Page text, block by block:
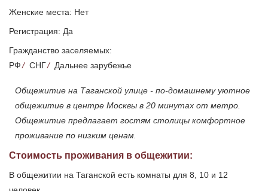
Женские места: Нет
Регистрация: Да
Гражданство заселяемых:
РФ/ СНГ/ Дальнее зарубежье
Общежитие на Таганской улице - по-домашнему уютное
общежитие в центре Москвы в 20 минутах от метро.
Общежитие предлагает гостям столицы комфортное
проживание по низким ценам.
Стоимость проживания в общежитии:
В общежитии на Таганской есть комнаты для 8, 10 и 12